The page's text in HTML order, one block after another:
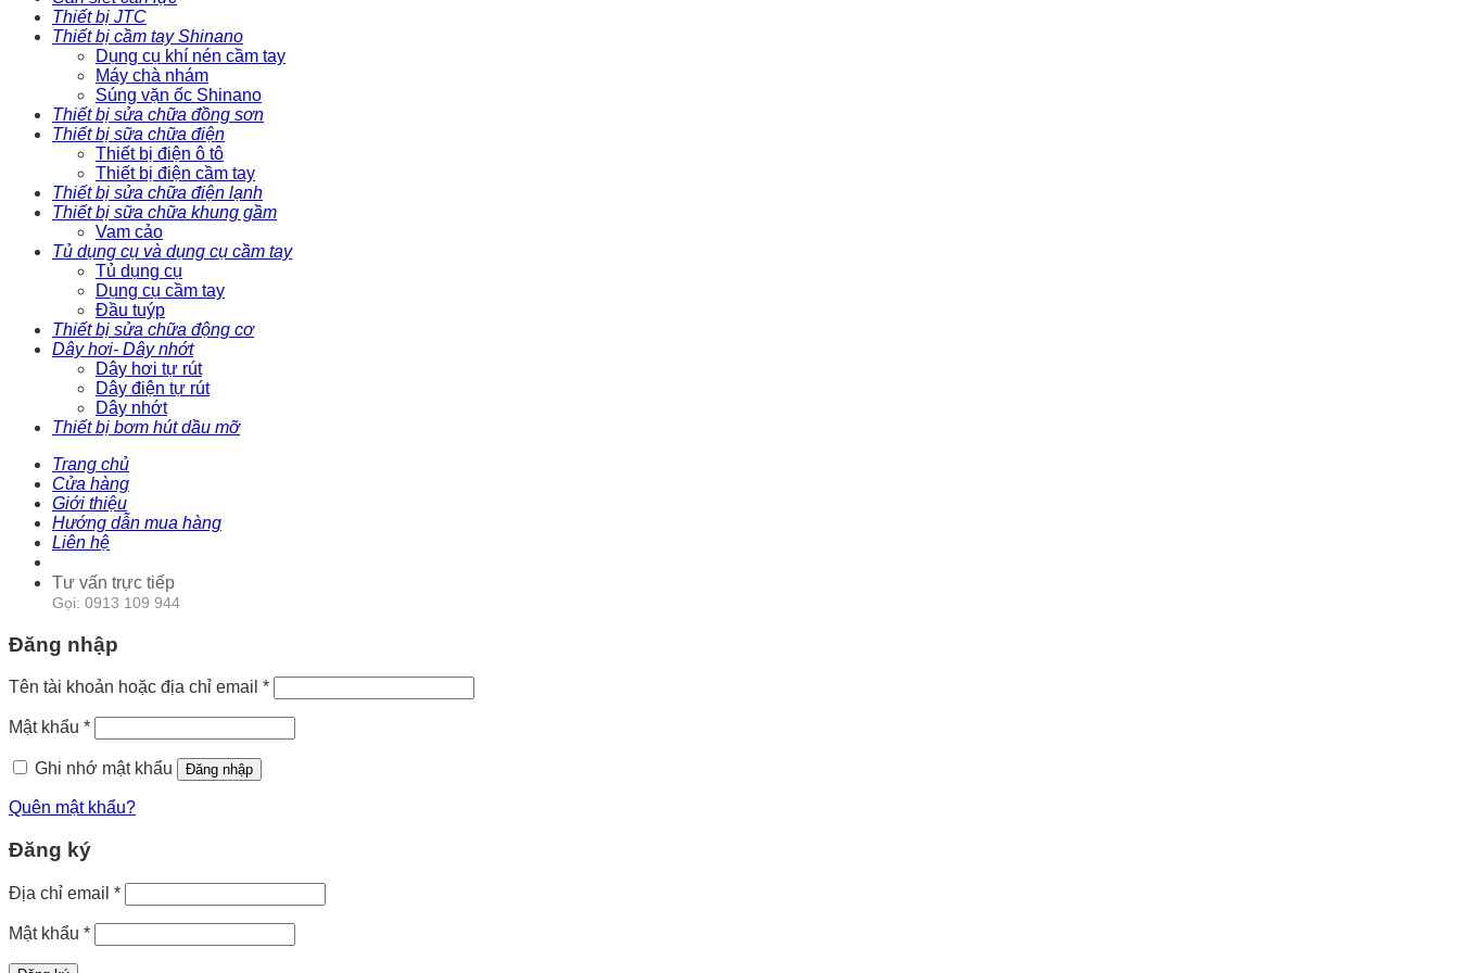
Thiết bị JTC
Thiết bị cầm tay Shinano
Dụng cụ khí nén cầm tay
Máy chà nhám
Súng vặn ốc Shinano
Thiết bị sửa chữa đồng sơn
Thiết bị sữa chữa điện
Thiết bị điện ô tô
Thiết bị điện cầm tay
Thiết bị sửa chữa điện lạnh
Thiết bị sữa chữa khung gầm
Vam cảo
Tủ dụng cụ và dụng cụ cầm tay
Tủ dụng cụ
Dụng cụ cầm tay
Đầu tuýp
Thiết bị sửa chữa động cơ
Dây hơi- Dây nhớt
Dây hơi tự rút
Dây điện tự rút
Dây nhớt
Thiết bị bơm hút dầu mỡ
Trang chủ
Cửa hàng
Giới thiệu
Hướng dẫn mua hàng
Liên hệ
Tư vấn trực tiếp
Gọi: 0913 109 944
Đăng nhập
Tên tài khoản hoặc địa chỉ email *
Mật khẩu *
Ghi nhớ mật khẩu Đăng nhập
Quên mật khẩu?
Đăng ký
Địa chỉ email *
Mật khẩu *